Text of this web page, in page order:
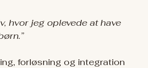
hvor jeg oplevede at have
forløsning og integration